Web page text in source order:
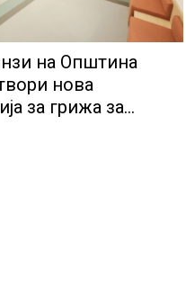
на Општина
нова
за грижа за